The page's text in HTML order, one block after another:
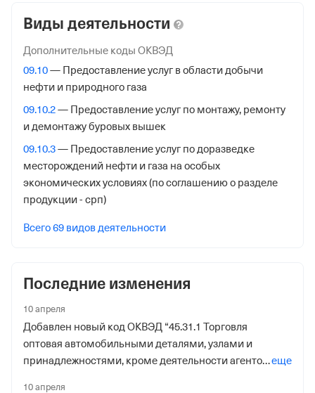
Регистрация ФНС
Налоговая
Управление Федеральной Налоговой Службы по
Ямало-Ненецкому Автономному округу
Адрес налоговой
629001, Салехард гор., В.Подшибякина ул. Д 51,
Внебюджетные фонды
Дата регистрации
1 декабря 2017
Наименование территориального органа
Отделение Фонда Пенсионного и Социального
Страхования Российской Федерации по Ямало-
Ненецкому Автономному округу
Виды деятельности
Дополнительные коды ОКВЭД
09.10— Предоставление услуг в области добычи
нефти и природного газа
09.10.2— Предоставление услуг по монтажу, ремонту
и демонтажу буровых вышек
09.10.3— Предоставление услуг по доразведке
месторождений нефти и газа на особых
экономических условиях (по соглашению о разделе
продукции - срп)
Всего 69 видов деятельности
Последние изменения
10 апреля
Добавлен новый код ОКВЭД “45.31.1 Торговля
оптовая автомобильными деталями, узлами и
принадлежностями, кроме деятельности агентов еще
10 апреля